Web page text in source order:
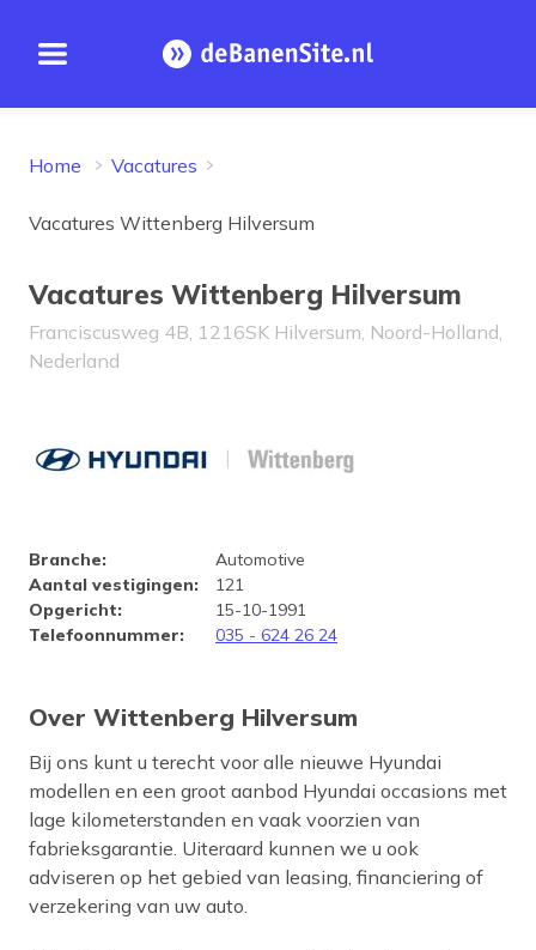
Open menu Homepage
Home Vacatures
Vacatures Wittenberg Hilversum
Vacatures Wittenberg Hilversum
Franciscusweg 4B, 1216SK Hilversum, Noord-Holland,
Nederland
Bedrijfsprofiel Wittenberg
Branche:
Automotive
Aantal vestigingen:
121
Opgericht:
15-10-1991
Telefoonnummer: 035 - 624 26 24
Over Wittenberg Hilversum
Bij ons kunt u terecht voor alle nieuwe Hyundai
modellen en een groot aanbod Hyundai occasions met
lage kilometerstanden en vaak voorzien van
fabrieksgarantie. Uiteraard kunnen we u ook
adviseren op het gebied van leasing, financiering of
verzekering van uw auto.